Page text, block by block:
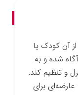
آن کودک یا
شده و به
و تنظیم کند.
برای